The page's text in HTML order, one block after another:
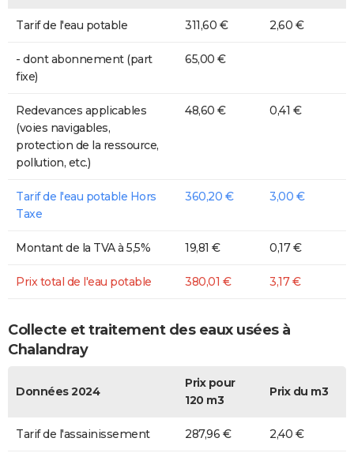
Tarif de l'eau potable 311,60 € 2,60 €
- dont abonnement (part
fixe)
65,00 €
Redevances applicables
(voies navigables,
protection de la ressource,
pollution, etc.)
48,60 € 0,41 €
Tarif de l'eau potable Hors
Taxe
360,20 € 3,00 €
Montant de la TVA à 5,5% 19,81 € 0,17 €
Prix total de l'eau potable 380,01 € 3,17 €
Collecte et traitement des eaux usées à
Chalandray
Données 2024
Prix pour
120 m3
Prix du m3
Tarif de l'assainissement 287,96 € 2,40 €